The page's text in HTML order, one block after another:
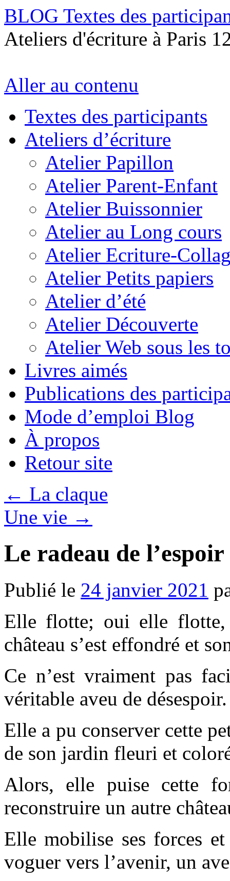
BLOG Textes des
Ateliers d'écriture à Paris
Aller au contenu
Textes des participants
Ateliers d’écriture
Atelier Papillon
Atelier Parent-Enfant
Atelier Buissonnier
Atelier au Long cours
Atelier Ecriture-
Atelier Petits papiers
Atelier d’été
Atelier Découverte
Atelier Web sous les
Livres aimés
Publications des
Mode d’emploi Blog
À propos
Retour site
← La claque
Une vie →
Le radeau de l’espoir
Publié le 24 janvier 2021
Elle flotte; oui elle
château s’est effondré et
Ce n’est vraiment pas
véritable aveu de désespoir.
Elle a pu conserver cette
de son jardin fleuri et
Alors, elle puise cette
reconstruire un autre
Elle mobilise ses forces
voguer vers l’avenir, un